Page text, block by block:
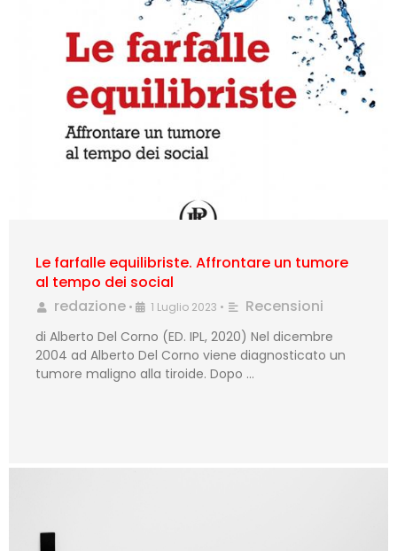
Le farfalle equilibriste. Affrontare un tumore
al tempo dei social
redazione • 1 Luglio 2023 • Recensioni
di Alberto Del Corno (ED. IPL, 2020) Nel dicembre
2004 ad Alberto Del Corno viene diagnosticato un
tumore maligno alla tiroide. Dopo …